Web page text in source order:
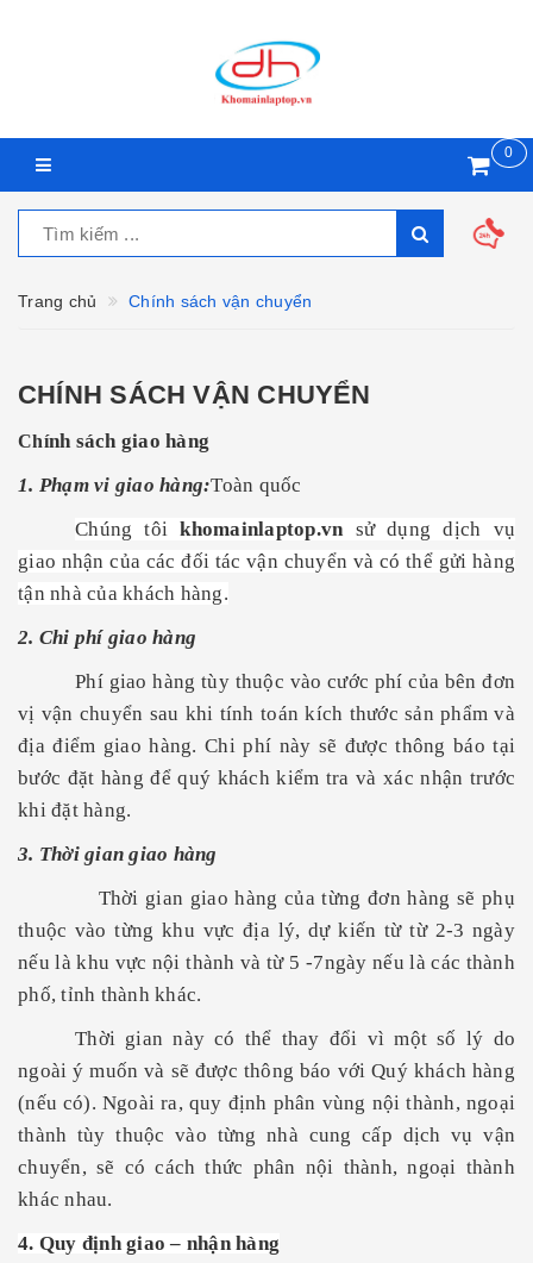
0
Trang chủ Chính sách vận chuyển
CHÍNH SÁCH VẬN CHUYỂN
Chính sách giao hàng
1. Phạm vi giao hàng:Toàn quốc
Chúng tôikhomainlaptop.vnsử dụng dịch vụ
giao nhận của các đối tác vận chuyển và có thể gửi hàng
tận nhà của khách hàng.
2. Chi phí giao hàng
Phí giao hàng tùy thuộc vào cước phí của bên đơn
vị vận chuyển sau khi tính toán kích thước sản phẩm và
địa điểm giao hàng. Chi phí này sẽ được thông báo tại
bước đặt hàng để quý khách kiểm tra và xác nhận trước
khi đặt hàng.
3. Thời gian giao hàng
Thời gian giao hàng của từng đơn hàng sẽ phụ
thuộc vào từng khu vực địa lý, dự kiến từ từ 2-3 ngày
nếu là khu vực nội thành và từ 5 -7ngày nếu là các thành
phố, tỉnh thành khác.
Thời gian này có thể thay đổi vì một số lý do
ngoài ý muốn và sẽ được thông báo với Quý khách hàng
(nếu có). Ngoài ra, quy định phân vùng nội thành, ngoại
thành tùy thuộc vào từng nhà cung cấp dịch vụ vận
chuyển, sẽ có cách thức phân nội thành, ngoại thành
khác nhau.
4. Quy định giao – nhận hàng